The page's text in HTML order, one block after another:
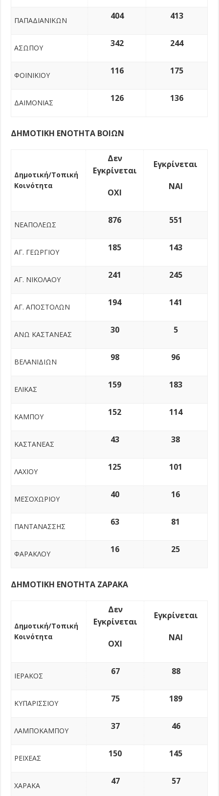
ΠΑΠΑΔΙΑΝΙΚΩΝ 404 413
ΑΣΩΠΟΥ 342 244
ΦΟΙΝΙΚΙΟΥ 116 175
ΔΑΙΜΟΝΙΑΣ 126 136
ΔΗΜΟΤΙΚΗ ΕΝΟΤΗΤΑ ΒΟΙΩΝ
Δημοτική/Τοπική
Κοινότητα
Δεν
Εγκρίνεται
ΟΧΙ
Εγκρίνεται
ΝΑΙ
ΝΕΑΠΟΛΕΩΣ 876 551
ΑΓ. ΓΕΩΡΓΙΟΥ 185 143
ΑΓ. ΝΙΚΟΛΑΟΥ 241 245
ΑΓ. ΑΠΟΣΤΟΛΩΝ 194 141
ΑΝΩ ΚΑΣΤΑΝΕΑΣ 30 5
ΒΕΛΑΝΙΔΙΩΝ 98 96
ΕΛΙΚΑΣ 159 183
ΚΑΜΠΟΥ 152 114
ΚΑΣΤΑΝΕΑΣ 43 38
ΛΑΧΙΟΥ 125 101
ΜΕΣΟΧΩΡΙΟΥ 40 16
ΠΑΝΤΑΝΑΣΣΗΣ 63 81
ΦΑΡΑΚΛΟΥ 16 25
ΔΗΜΟΤΙΚΗ ΕΝΟΤΗΤΑ ΖΑΡΑΚΑ
Δημοτική/Τοπική
Κοινότητα
Δεν
Εγκρίνεται
ΟΧΙ
Εγκρίνεται
ΝΑΙ
ΙΕΡΑΚΟΣ 67 88
ΚΥΠΑΡΙΣΣΙΟΥ 75 189
ΛΑΜΠΟΚΑΜΠΟΥ 37 46
ΡΕΙΧΕΑΣ 150 145
ΧΑΡΑΚΑ 47 57